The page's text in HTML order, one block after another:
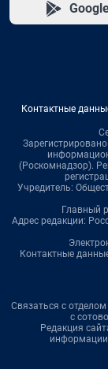
Контактные
(Роскомнадзор).
Учредитель:
Главный
Адрес редакции:
Контактные
Связаться с
с
Редакция